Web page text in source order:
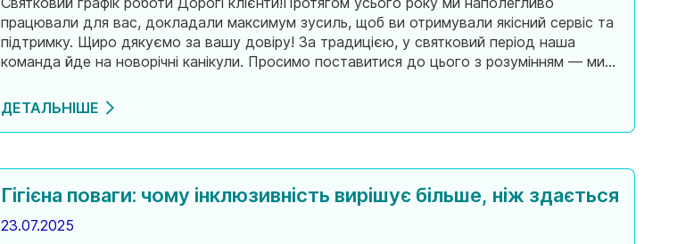
працювали для вас, докладали максимум зусиль, щоб ви отримували якісний сервіс та
підтримку. Щиро дякуємо за вашу довіру! За традицією, у святковий період наша
команда йде на новорічні канікули. Просимо поставитися до цього з розумінням — ми
ДЕТАЛЬНІШЕ
Гігієна поваги: чому інклюзивність вирішує більше, ніж здається
23.07.2025